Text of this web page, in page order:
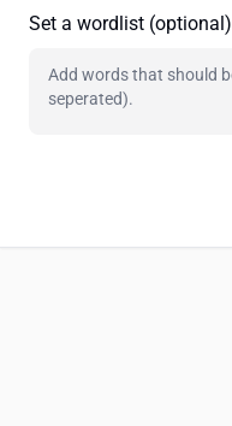
Set a wordlist (optional)